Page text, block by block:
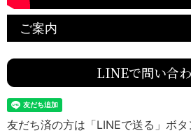
ご案内
LINEで問い合
友だち済の方は「LINEで送る」ボ